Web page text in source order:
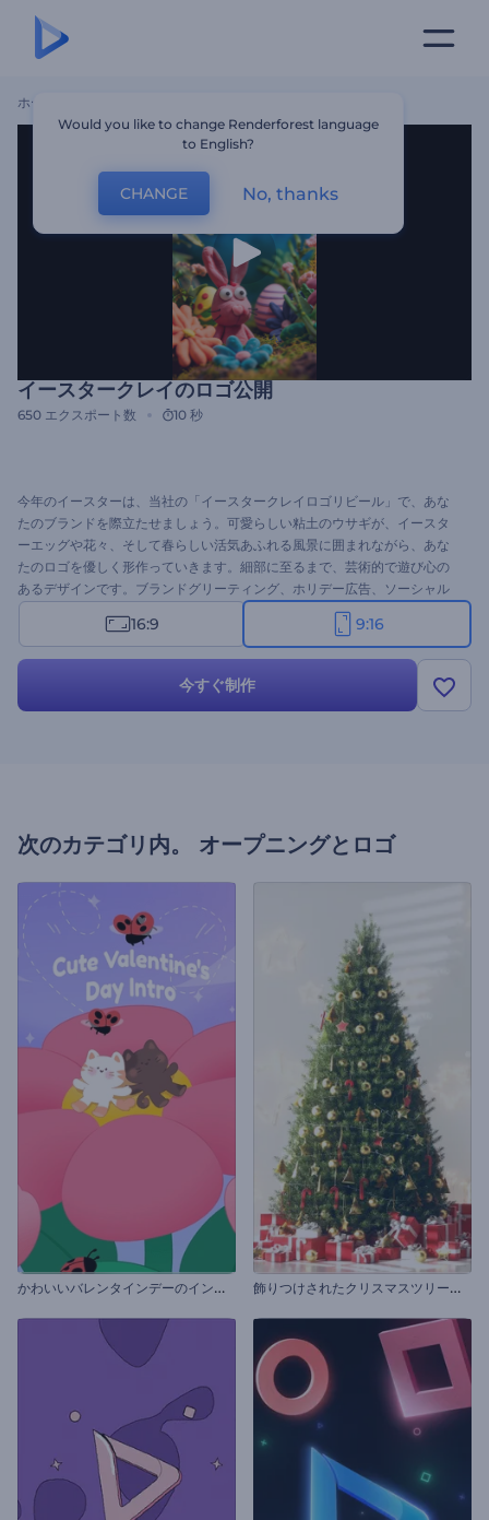
ホーム
イースタークレイのロゴ公開
650 エクスポート数 10 秒
今年のイースターは、当社の「イースタークレイロゴリビール」で、あな
たのブランドを際立たせましょう。可愛らしい粘土のウサギが、イースタ
ーエッグや花々、そして春らしい活気あふれる風景に囲まれながら、あな
たのロゴを優しく形作っていきます。細部に至るまで、芸術的で遊び心の
あるデザインです。ブランドグリーティング、ホリデー広告、ソーシャル
メディア投稿など、様々な用途に最適です。ブランド名、ロゴ、ホリデー
メッセージ、BGMなどを簡単にカスタマイズできます。今すぐ作成して、
16:9 9:16
今すぐ制作
次のカテゴリ内。 オープニングとロゴ
か
わいいバレンタインデーのイントロ 飾
りつけされたクリスマスツリーのオープニング動画
Would you like to change Renderforest language
to English?
CHANGE No, thanks